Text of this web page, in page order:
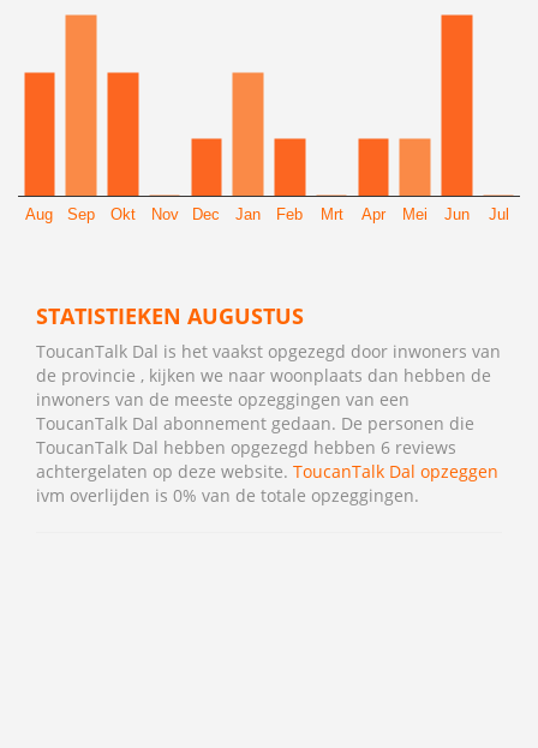
Aug Sep Okt Nov Dec Jan Feb Mrt Apr Mei Jun Jul
STATISTIEKEN AUGUSTUS
ToucanTalk Dal is het vaakst opgezegd door inwoners van
de provincie , kijken we naar woonplaats dan hebben de
inwoners van de meeste opzeggingen van een
ToucanTalk Dal abonnement gedaan. De personen die
ToucanTalk Dal hebben opgezegd hebben 6 reviews
achtergelaten op deze website. ToucanTalk Dal opzeggen
ivm overlijden is 0% van de totale opzeggingen.